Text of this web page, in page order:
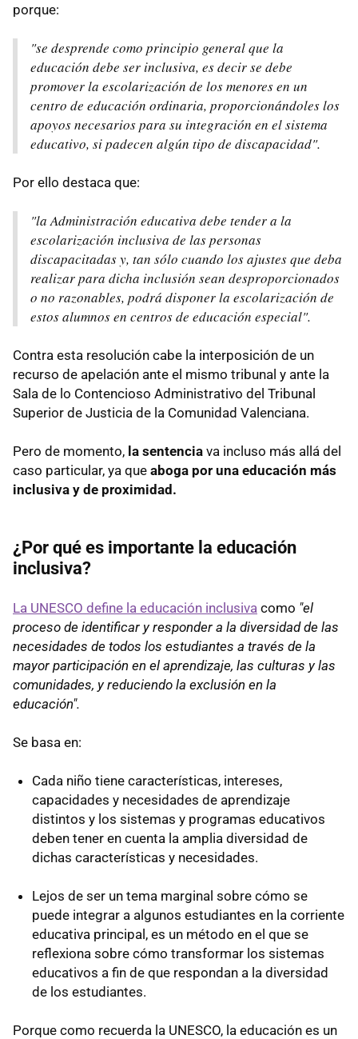
porque:
"se desprende como principio general que la
educación debe ser inclusiva, es decir se debe
promover la escolarización de los menores en un
centro de educación ordinaria, proporcionándoles los
apoyos necesarios para su integración en el sistema
educativo, si padecen algún tipo de discapacidad".
Por ello destaca que:
"la Administración educativa debe tender a la
escolarización inclusiva de las personas
discapacitadas y, tan sólo cuando los ajustes que deba
realizar para dicha inclusión sean desproporcionados
o no razonables, podrá disponer la escolarización de
estos alumnos en centros de educación especial".
Contra esta resolución cabe la interposición de un
recurso de apelación ante el mismo tribunal y ante la
Sala de lo Contencioso Administrativo del Tribunal
Superior de Justicia de la Comunidad Valenciana.
Pero de momento, la sentencia va incluso más allá del
caso particular, ya que aboga por una educación más
inclusiva y de proximidad.
¿Por qué es importante la educación
inclusiva?
La UNESCO define la educación inclusiva como "el
proceso de identificar y responder a la diversidad de las
necesidades de todos los estudiantes a través de la
mayor participación en el aprendizaje, las culturas y las
comunidades, y reduciendo la exclusión en la
educación".
Se basa en:
Cada niño tiene características, intereses,
capacidades y necesidades de aprendizaje
distintos y los sistemas y programas educativos
deben tener en cuenta la amplia diversidad de
dichas características y necesidades.
Lejos de ser un tema marginal sobre cómo se
puede integrar a algunos estudiantes en la corriente
educativa principal, es un método en el que se
reflexiona sobre cómo transformar los sistemas
educativos a fin de que respondan a la diversidad
de los estudiantes.
Porque como recuerda la UNESCO, la educación es un